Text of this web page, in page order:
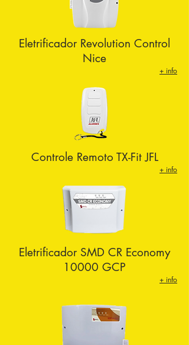
Eletrificador Revolution Control
Nice
+ info
Eletrificador SMD CR Economy
10000 GCP
+ info
Controle Remoto TX-Fit JFL
+ info